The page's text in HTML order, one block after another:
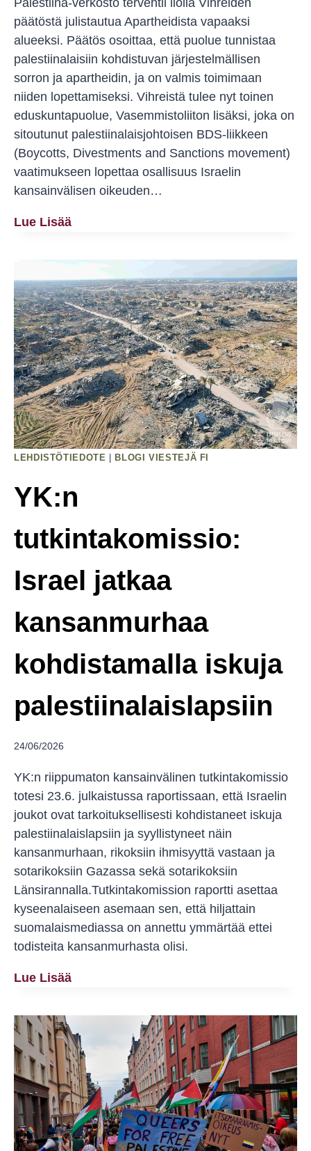
päätöstä julistautua Apartheidista vapaaksi
alueeksi. Päätös osoittaa, että puolue tunnistaa
palestiinalaisiin kohdistuvan järjestelmällisen
sorron ja apartheidin, ja on valmis toimimaan
niiden lopettamiseksi. Vihreistä tulee nyt toinen
eduskuntapuolue, Vasemmistoliiton lisäksi, joka on
sitoutunut palestiinalaisjohtoisen BDS-liikkeen
(Boycotts, Divestments and Sanctions movement)
vaatimukseen lopettaa osallisuus Israelin
kansainvälisen oikeuden…
Lue Lisää
Apartheidista
Vapaiden
Puolueiden
Joukkoon
–
Nyt
On
Tekojen
Aika
LEHDISTÖTIEDOTE BLOGI VIESTEJÄ FI
YK:n
tutkintakomissio:
Israel jatkaa
kansanmurhaa
kohdistamalla iskuja
palestiinalaislapsiin
24/06/2026
YK:n riippumaton kansainvälinen tutkintakomissio
totesi 23.6. julkaistussa raportissaan, että Israelin
joukot ovat tarkoituksellisesti kohdistaneet iskuja
palestiinalaislapsiin ja syyllistyneet näin
kansanmurhaan, rikoksiin ihmisyyttä vastaan ja
sotarikoksiin Gazassa sekä sotarikoksiin
Länsirannalla.Tutkintakomission raportti asettaa
kyseenalaiseen asemaan sen, että hiljattain
suomalaismediassa on annettu ymmärtää ettei
todisteita kansanmurhasta olisi.
Lue Lisää
Israel
Jatkaa
Kansanmurhaa
Kohdistamalla
Iskuja
Palestiinalaislapsiin